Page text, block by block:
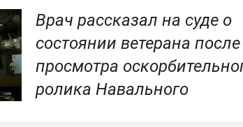
Врач рассказал на суде о
состоянии ветерана после
просмотра
ролика Навального